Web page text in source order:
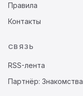
Правила
Контакты
СВЯЗЬ
RSS-лента
Партнёр: Знакомства